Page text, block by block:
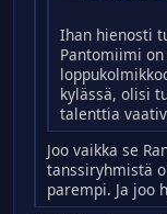
Ihan hienosti
Pantomiimi
kylässä, olisi
talenttia
Joo vaikka se
tanssiryhmistä
parempi. Ja joo